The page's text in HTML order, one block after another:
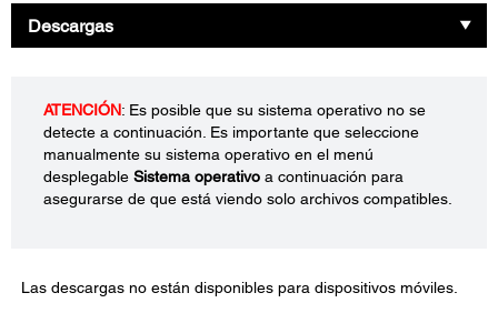
Descargas
ATENCIÓN: Es posible que su sistema operativo no se
detecte a continuación. Es importante que seleccione
manualmente su sistema operativo en el menú
desplegable Sistema operativo a continuación para
asegurarse de que está viendo solo archivos compatibles.
Las descargas no están disponibles para dispositivos móviles.